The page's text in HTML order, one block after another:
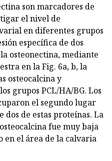
son marcadores de
el nivel de
en diferentes grupos
específica de dos
osteonectina, mediante
en la Fig. 6a, b, la
osteocalcina y
grupos PCL/HA/BG. Los
el segundo lugar
dos de estas proteínas. La
fue muy baja
en el área de la calvaria